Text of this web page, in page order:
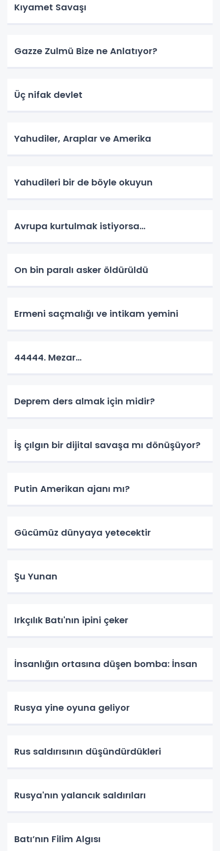
Kıyamet Savaşı
Gazze Zulmü Bize ne Anlatıyor?
Üç nifak devlet
Yahudiler, Araplar ve Amerika
Yahudileri bir de böyle okuyun
Avrupa kurtulmak istiyorsa...
On bin paralı asker öldürüldü
Ermeni saçmalığı ve intikam yemini
44444. Mezar...
Deprem ders almak için midir?
İş çılgın bir dijital savaşa mı dönüşüyor?
Putin Amerikan ajanı mı?
Gücümüz dünyaya yetecektir
Şu Yunan
Irkçılık Batı'nın ipini çeker
İnsanlığın ortasına düşen bomba: İnsan
Rusya yine oyuna geliyor
Rus saldırısının düşündürdükleri
Rusya'nın yalancık saldırıları
Batı’nın Filim Algısı